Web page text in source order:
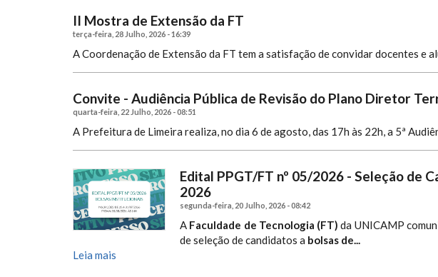
II Mostra de Extensão da FT
terça-feira, 28 Julho, 2026 - 16:39
A Coordenação de Extensão da FT tem a satisfação de convidar docentes e
Convite - Audiência Pública de Revisão do Plano Diretor
quarta-feira, 22 Julho, 2026 - 08:51
A Prefeitura de Limeira realiza, no dia 6 de agosto, das 17h às 22h, a 5ª
Edital PPGT/FT nº 05/2026 - Seleção de
2026
segunda-feira, 20 Julho, 2026 - 08:42
A Faculdade de Tecnologia (FT) da UNICAMP
de seleção de candidatos a bolsas de...
Leia mais